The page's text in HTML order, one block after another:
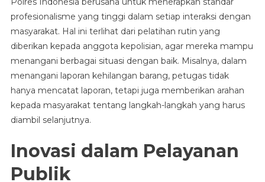
profesionalisme yang tinggi dalam setiap interaksi dengan
masyarakat. Hal ini terlihat dari pelatihan rutin yang
diberikan kepada anggota kepolisian, agar mereka mampu
menangani berbagai situasi dengan baik. Misalnya, dalam
menangani laporan kehilangan barang, petugas tidak
hanya mencatat laporan, tetapi juga memberikan arahan
kepada masyarakat tentang langkah-langkah yang harus
diambil selanjutnya.
Inovasi dalam Pelayanan
Publik